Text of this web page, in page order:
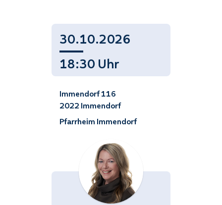
30.10.2026
18:30 Uhr
Immendorf 116
2022 Immendorf
Pfarrheim Immendorf